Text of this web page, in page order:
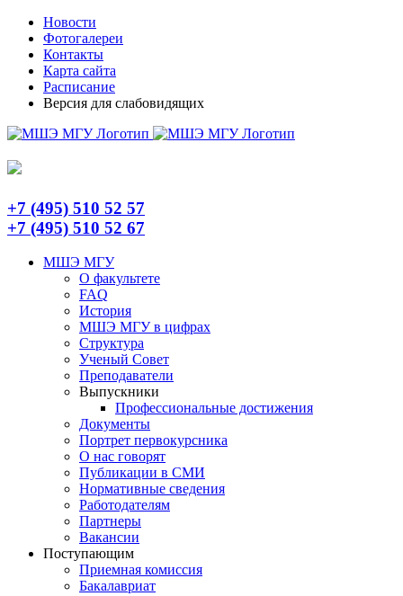
Skip
content
TelegramНовости
Фотогалереи
Контакты
Карта сайта
Расписание
Версия для слабовидящих
+7 (495) 510 52 57
+7 (495) 510 52 67
МШЭ МГУ
О факультете
FAQ
История
МШЭ МГУ в цифрах
Структура
Ученый Совет
Преподаватели
Выпускники
Профессиональные достижения
Документы
Портрет первокурсника
О нас говорят
Публикации в СМИ
Нормативные сведения
Работодателям
Партнеры
Вакансии
Поступающим
Приемная комиссия
Бакалавриат